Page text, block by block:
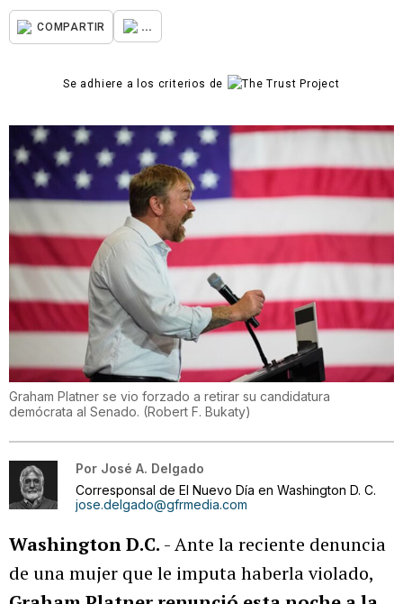
COMPARTIR ...
Se adhiere a los criterios de
Graham Platner se vio forzado a retirar su candidatura
demócrata al Senado. (Robert F. Bukaty)
Por José A. Delgado
Corresponsal de El Nuevo Día en Washington D. C.
jose.delgado@gfrmedia.com
Washington D.C. - Ante la reciente denuncia
de una mujer que le imputa haberla violado,